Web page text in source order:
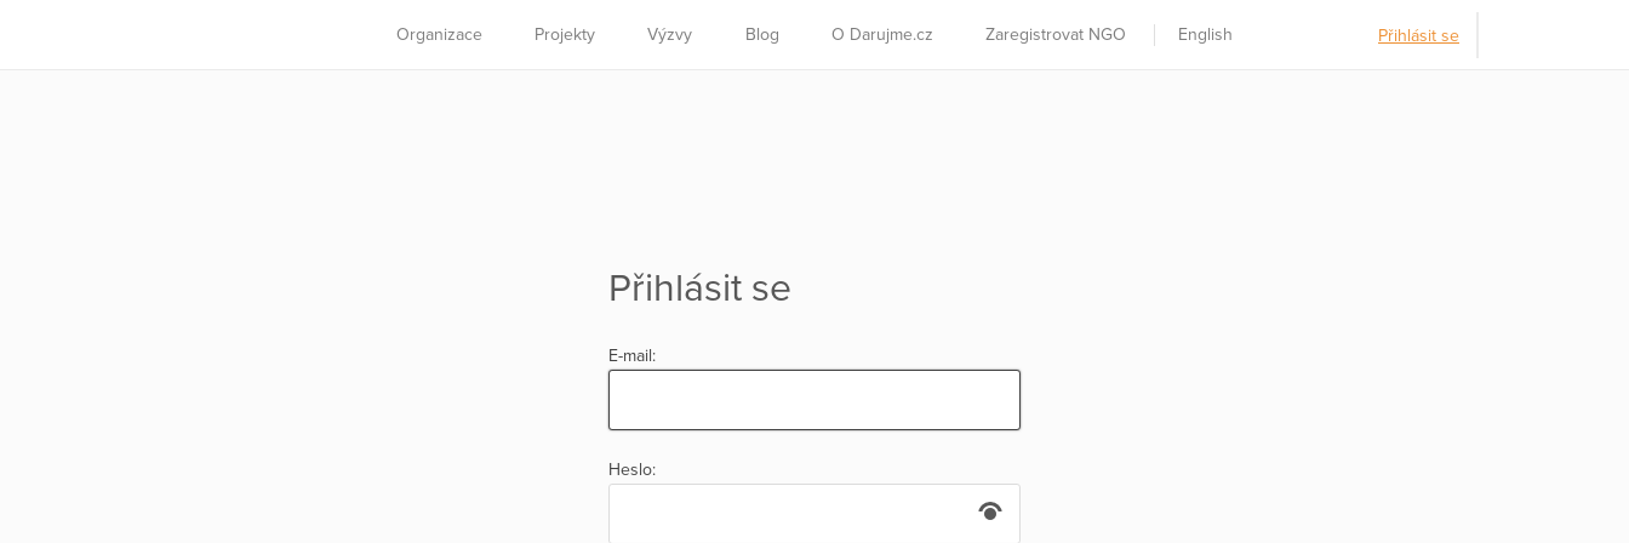
Organizace Projekty Výzvy Blog O Darujme.cz Zaregistrovat NGO English Přihlásit se
Přihlásit se
E-mail:
Heslo: